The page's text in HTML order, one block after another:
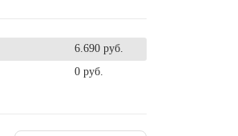
6.690 руб.
0 руб.